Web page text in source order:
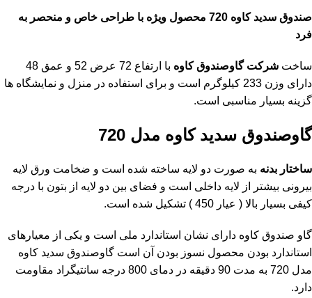
صندوق سدید کاوه 720 محصول ویژه با طراحی خاص و منحصر به
فرد
ساخت شرکت گاوصندوق کاوه
با ارتفاع 72 عرض 52 و عمق 48
دارای وزن 233 کیلوگرم است و برای استفاده در منزل و نمایشگاه ها
گزینه بسیار مناسبی است.
گاوصندوق سدید کاوه مدل 720
ساختار بدنه به صورت دو لایه ساخته شده است و ضخامت ورق لایه
بیرونی بیشتر از لایه داخلی است و فضای بین دو لایه از بتون با درجه
کیفی بسیار بالا ( عیار 450 ) تشکیل شده است.
گاو صندوق کاوه دارای نشان استاندارد ملی است و یکی از معیارهای
استاندارد بودن محصول نسوز بودن آن است گاوصندوق سدید کاوه
مدل 720 به مدت 90 دقیقه در دمای 800 درجه سانتیگراد مقاومت
دارد.